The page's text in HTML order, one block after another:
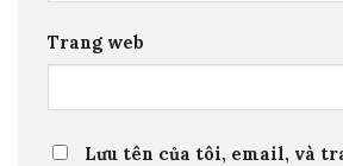
Trang web
Lưu tên của tôi, email, và